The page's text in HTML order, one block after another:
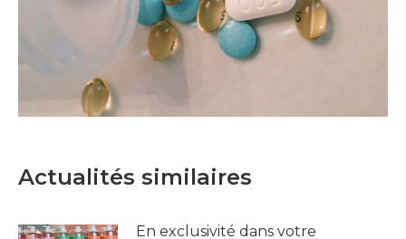
Actualités similaires
En exclusivité dans votre